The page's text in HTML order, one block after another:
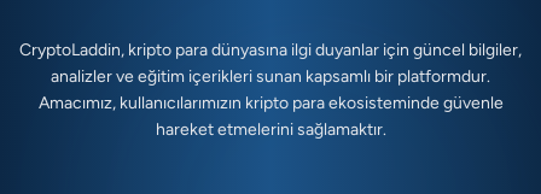
CryptoLaddin, kripto para dünyasına ilgi duyanlar için güncel bilgiler,
analizler ve eğitim içerikleri sunan kapsamlı bir platformdur.
Amacımız, kullanıcılarımızın kripto para ekosisteminde güvenle
hareket etmelerini sağlamaktır.